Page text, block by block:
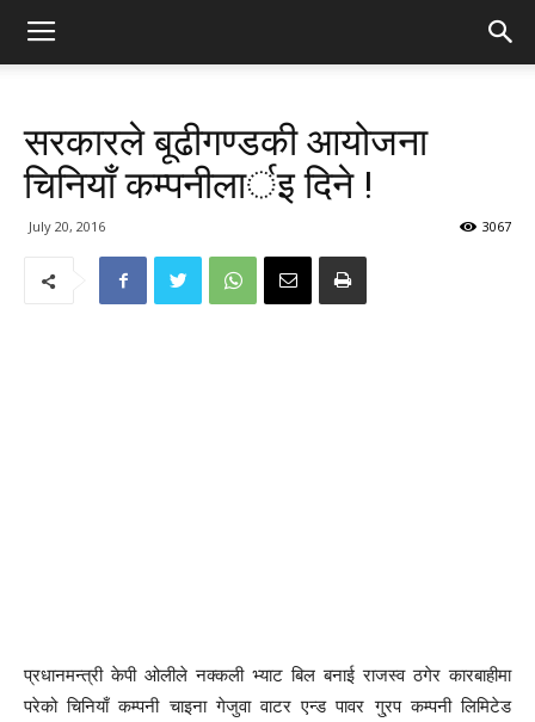
सरकारले बूढीगण्डकी आयोजना
चिनियाँ कम्पनीलार्इ दिने !
July 20, 2016 3067
प्रधानमन्त्री केपी ओलीले नक्कली भ्याट बिल बनाई राजस्व ठगेर कारबाहीमा
परेको चिनियाँ कम्पनी चाइना गेजुवा वाटर एन्ड पावर गु्रप कम्पनी लिमिटेड